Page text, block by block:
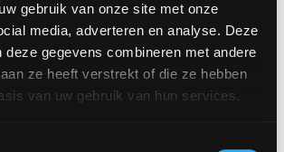
gebruik van onze site met onze
media, adverteren en analyse. Deze
deze gegevens combineren met andere
ze heeft verstrekt of die ze hebben
van uw gebruik van hun services.